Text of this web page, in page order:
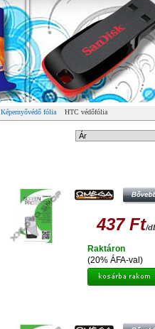
Képernyővédő fólia HTC védőfólia
FÓLIA HTC WILDFIRE S 41461
437 Ft/
(20% ÁFA-val)
Raktáron
FÓLIA HTC SENSATION XL